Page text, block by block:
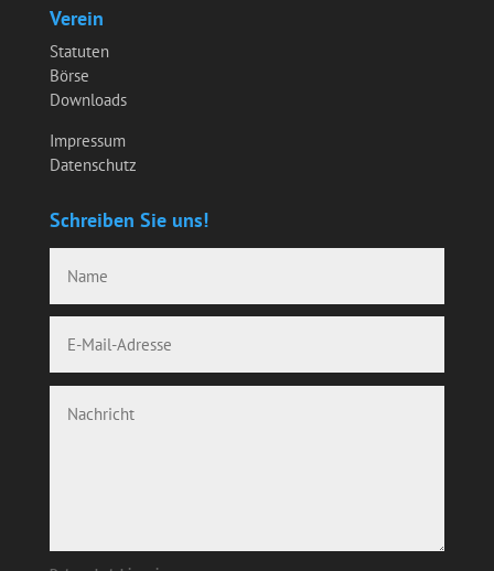
Verein
Statuten
Börse
Downloads
Impressum
Datenschutz
Schreiben Sie uns!